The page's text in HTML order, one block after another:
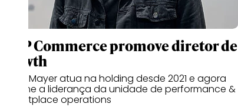
WPP Commerce promove diretor de
growth
Bruno Mayer atua na holding desde 2021 e agora
assume a liderança da unidade de performance &
marketplace operations